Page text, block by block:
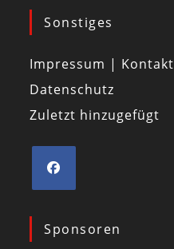
Sonstiges
Impressum | Kontakt
Datenschutz
Zuletzt hinzugefügt
Sponsoren